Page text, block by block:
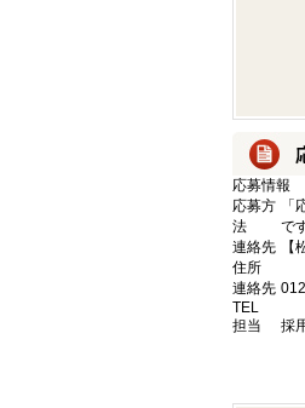
応募情報
応募方
法
で
連絡先
住所
連絡先
TEL
担当 採